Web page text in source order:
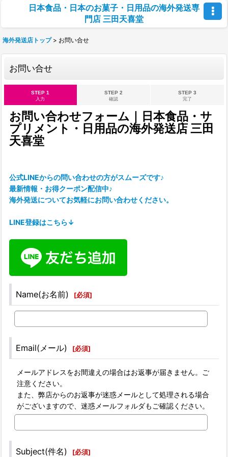
日本食品・日本のお菓子・日用品の海外発送専
門店 三田天喜堂
海外発送店トップ > お問い合せ
お問い合せ
STEP 1
入力
STEP 2
確認
STEP 3
完了
お問い合わせフォーム｜日本食品・サ
プリメント・日用品の海外発送店 三田
天喜堂
公式LINEからの問い合わせの方がスムーズです♪
最新情報・お得クーポン配信中♪
海外発送についてお気軽にお問い合わせください。
LINE登録はこちら↓
Name(お名前) [必須]
Email(メール) [必須]
メールアドレスをお間違えの場合はお返事が届きません。ご
注意ください。
また、弊店からのお返事が迷惑メールとして処理される場合
がございますので、迷惑メールフォルダもご確認ください。
Subject(件名) [必須]